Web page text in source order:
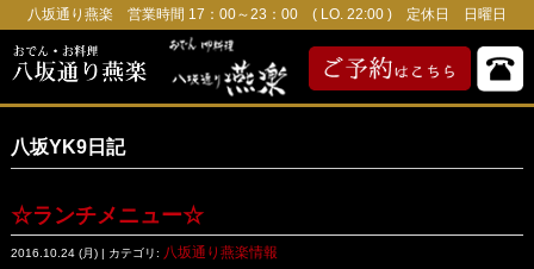
八坂通り燕楽 営業時間 17：00～23：00 ( LO. 22:00 ) 定休日 日曜日
八坂YK9日記
☆ランチメニュー☆
2016.10.24 (月) | カテゴリ: 八坂通り燕楽情報